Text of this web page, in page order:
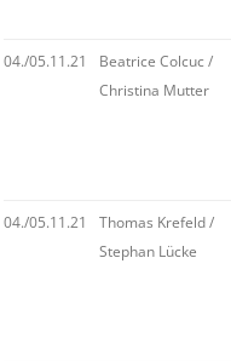
04./05.11.21
Beatrice Colcuc /
Christina Mutter
04./05.11.21
Thomas Krefeld /
Stephan Lücke